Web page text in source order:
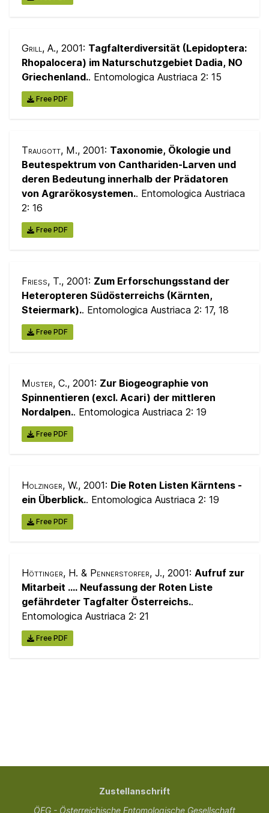
Grill, A., 2001: Tagfalterdiversität (Lepidoptera:
Rhopalocera) im Naturschutzgebiet Dadia, NO
Griechenland.. Entomologica Austriaca 2: 15
Free PDF
Traugott, M., 2001: Taxonomie, Ökologie und
Beutespektrum von Canthariden-Larven und
deren Bedeutung innerhalb der Prädatoren
von Agrarökosystemen.. Entomologica Austriaca
2: 16
Free PDF
Frieß, T., 2001: Zum Erforschungsstand der
Heteropteren Südösterreichs (Kärnten,
Steiermark).. Entomologica Austriaca 2: 17, 18
Free PDF
Muster, C., 2001: Zur Biogeographie von
Spinnentieren (excl. Acari) der mittleren
Nordalpen.. Entomologica Austriaca 2: 19
Free PDF
Holzinger, W., 2001: Die Roten Listen Kärntens -
ein Überblick.. Entomologica Austriaca 2: 19
Free PDF
Höttinger, H. & Pennerstorfer, J., 2001: Aufruf zur
Mitarbeit .... Neufassung der Roten Liste
gefährdeter Tagfalter Österreichs..
Entomologica Austriaca 2: 21
Free PDF
Zustellanschrift
ÖEG - Österreichische Entomologische Gesellschaft